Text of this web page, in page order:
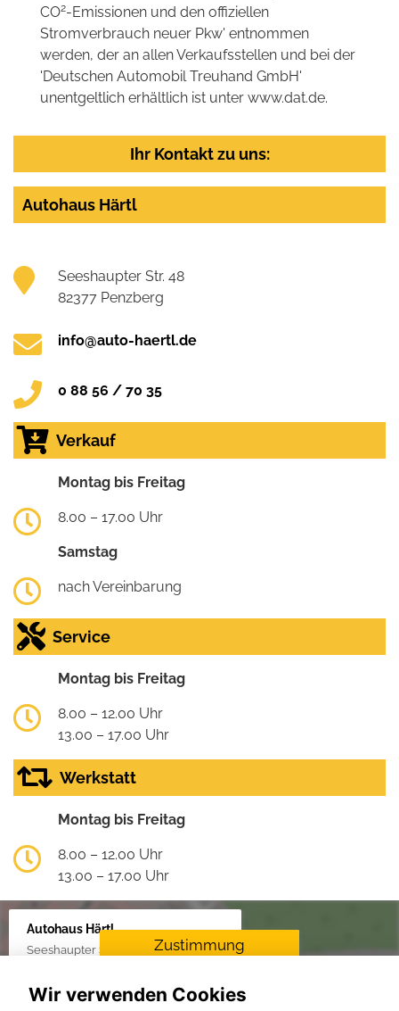
CO2-Emissionen und den offiziellen
Stromverbrauch neuer Pkw' entnommen
werden, der an allen Verkaufsstellen und bei der
'Deutschen Automobil Treuhand GmbH'
unentgeltlich erhältlich ist unter www.dat.de.
Ihr Kontakt zu uns:
Autohaus Härtl
Seeshaupter Str. 48
82377 Penzberg
info@auto-haertl.de
0 88 56 / 70 35
Verkauf
Montag bis Freitag
8.00 – 17.00 Uhr
Samstag
nach Vereinbarung
Service
Montag bis Freitag
8.00 – 12.00 Uhr
13.00 – 17.00 Uhr
Werkstatt
Montag bis Freitag
8.00 – 12.00 Uhr
13.00 – 17.00 Uhr
Autohaus Härtl
Seeshaupter Str. 48, 82377 Penzberg
Zustimmung
Für die Aktivierung der
Wir verwenden Cookies